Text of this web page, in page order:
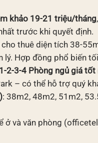
khảo 19-21 triệu/tháng
trước khi quyết định.
thuê diện tích 38-
Hợp đồng phổ biến
2-3-4 Phòng ngủ giá tốt
– có thể hỗ trợ quý
: 38m2, 48m2, 51m2,
ở và văn phòng